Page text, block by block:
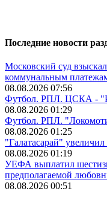
Последние новости
Московский суд
коммунальным
08.08.2026 07:56
Футбол. РПЛ. ЦСКА -
08.08.2026 01:29
Футбол. РПЛ.
08.08.2026 01:25
"Галатасарай"
08.08.2026 01:19
УЕФА выплатил
предполагаемой
08.08.2026 00:51